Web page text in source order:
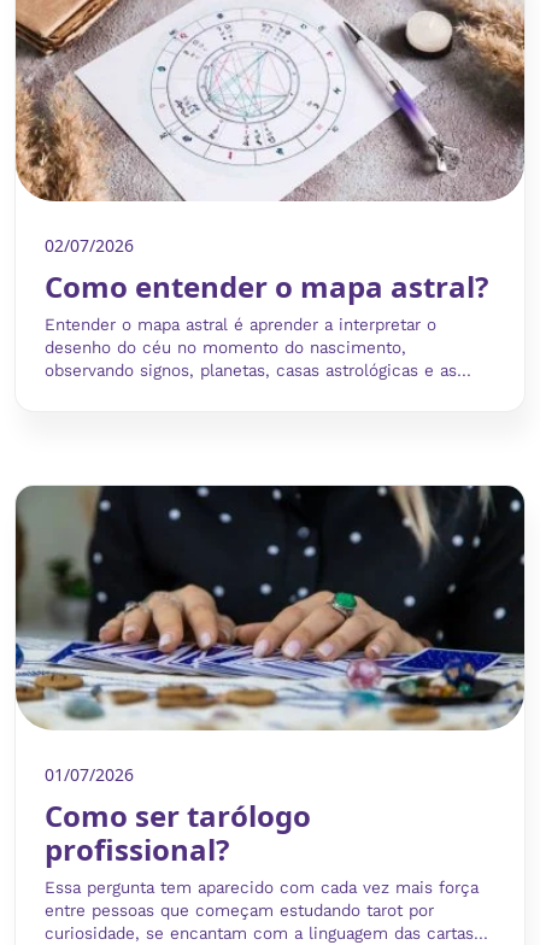
02/07/2026
Como entender o mapa astral?
Entender o mapa astral é aprender a interpretar o
desenho do céu no momento do nascimento,
observando signos, planetas, casas astrológicas e as...
01/07/2026
Como ser tarólogo
profissional?
Essa pergunta tem aparecido com cada vez mais força
entre pessoas que começam estudando tarot por
curiosidade, se encantam com a linguagem das cartas...